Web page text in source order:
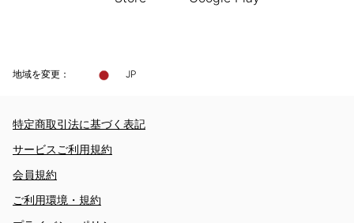
地域を変更： JP
特定商取引法に基づく表記
サービスご利用規約
会員規約
ご利用環境・規約